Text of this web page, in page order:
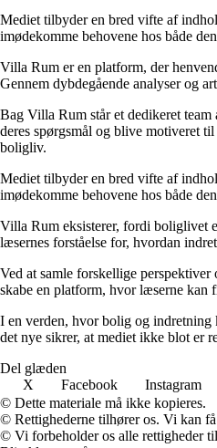
Mediet tilbyder en bred vifte af
imødekomme behovene hos både
Villa Rum er en platform, der
Gennem dybdegående analyser og
Bag Villa Rum står et dedikeret
deres spørgsmål og blive motiveret
boligliv.
Mediet tilbyder en bred vifte af
imødekomme behovene hos både
Villa Rum eksisterer, fordi boliglivet
læsernes forståelse for, hvordan
Ved at samle forskellige
skabe en platform, hvor læserne kan
I en verden, hvor bolig og indretning
det nye sikrer, at mediet ikke blot er
Del glæden
X
Facebook Instagram
© Dette materiale må ikke kopieres.
© Rettighederne tilhører os. Vi kan
© Vi forbeholder os alle rettigheder